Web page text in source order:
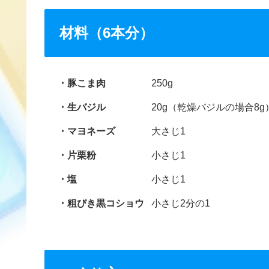
材料（6本分）
豚こま肉 250g
生バジル 20g（乾燥バジルの場合8g
マヨネーズ 大さじ1
片栗粉 小さじ1
塩 小さじ1
粗びき黒コショウ 小さじ2分の1